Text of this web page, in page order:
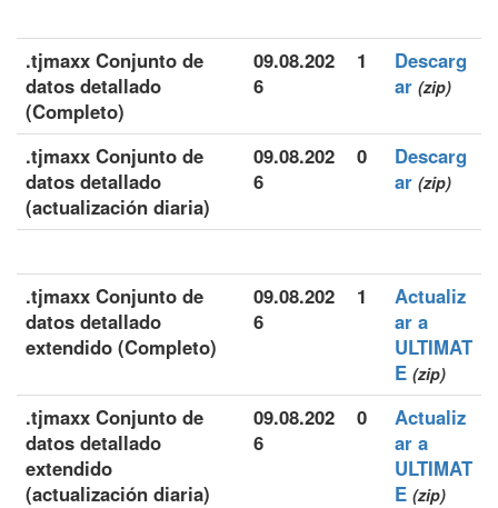
.tjmaxx Conjunto de
datos detallado
(Completo)
09.08.202
6
1
Descarg
ar (zip)
.tjmaxx Conjunto de
datos detallado
(actualización diaria)
09.08.202
6
0
Descarg
ar (zip)
.tjmaxx Conjunto de
datos detallado
extendido (Completo)
09.08.202
6
1
Actualiz
ar a
ULTIMAT
E (zip)
.tjmaxx Conjunto de
datos detallado
extendido
(actualización diaria)
09.08.202
6
0
Actualiz
ar a
ULTIMAT
E (zip)